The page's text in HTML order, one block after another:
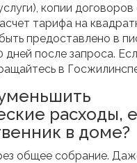
копии договоров
тарифа на
предоставлено в
дней после запроса.
в
расходы,
в доме?
общее собрание.